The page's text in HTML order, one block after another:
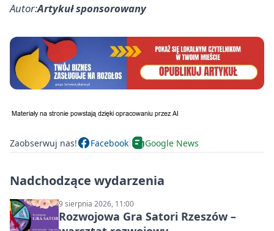
Autor:Artykuł sponsorowany
Zaobserwuj nas! Facebook Google News
Nadchodzące wydarzenia
9 sierpnia 2026, 11:00
Rozwojowa Gra Satori Rzeszów –